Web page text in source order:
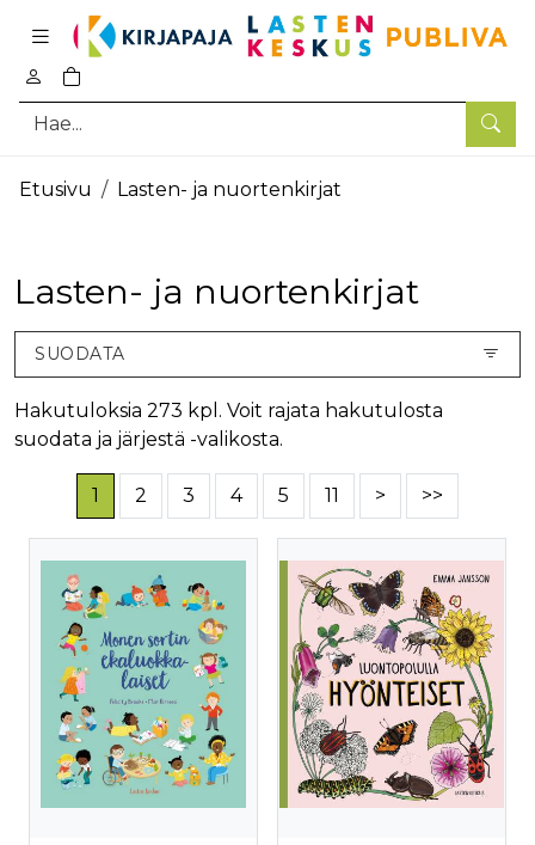
Hae
0
tuotetta ostoskorissa
Pääsisältö
Etusivu Lasten- ja nuortenkirjat
Lasten- ja nuortenkirjat
SUODATA
Hakutuloksia 273 kpl. Voit rajata hakutulosta
suodata ja järjestä -valikosta.
1 2 3 4 5 11 > >>